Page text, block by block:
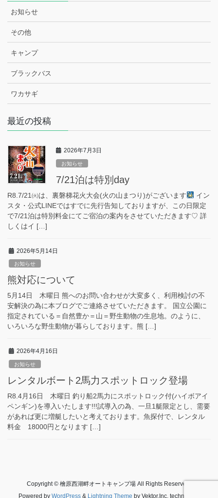
お知らせ
その他
キャンプ
ブラックバス
ワカサギ
最近の投稿
2026年7月3日
お知らせ
7/21泊は特別day
R8.7/21㈫は、裏磐梯花火大会(火の山まつり)がございます
イン
スタ・公式LINEではすでに先行告知しておりますが、この日限定
で7/21泊は特別料金にてご宿泊の案内をさせていただきます♡ 詳
しくはイ […]
2026年5月14日
お知らせ
熊対応について
5月14日 木曜日 熊へのお問い合わせが大変多く、利用検討の不
安解決の為に本ブログでご連絡させていただきます。 国立公園に
指定されている＝自然豊か＝山＝野生動物の生息地。のように、
いろいろな野生動物が暮らしております。熊 […]
2026年4月16日
お知らせ
レンタルボート2馬力スポットロック登場
R8.4月16日 木曜日 釣り船2馬力にスポットロック付(ハイボアイ
ペンギン)を導入いたします!!!試導入の為、一旦1艇限定とし、需要
があれば更に増艇したいと考えております。魚探付で、レンタル
料金 18000円となります […]
Copyright © 檜原西湖畔オートキャンプ場 All Rights Reserved.
Powered by WordPress& Lightning Theme by Vektor,Inc. technology.